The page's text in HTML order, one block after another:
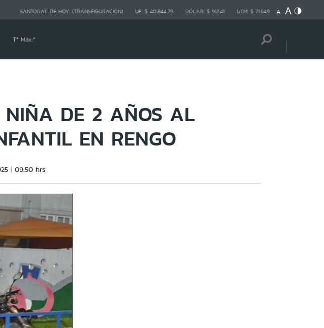
SANTORAL DE HOY: (TRANSFIGURACIÓN) UF: $ 40.844,79 DÓLAR: $ 912,41 UTM: $ 71.649
Tª Máx:º
NIÑA DE 2 AÑOS AL
EN RENGO
09:50 hrs